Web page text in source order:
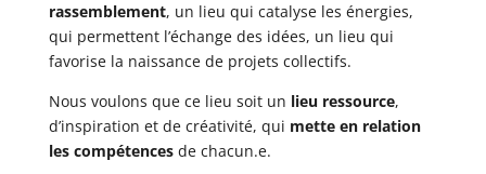
rassemblement, un lieu qui catalyse les énergies,
qui permettent l’échange des idées, un lieu qui
favorise la naissance de projets collectifs.
Nous voulons que ce lieu soit un lieu ressource,
d’inspiration et de créativité, qui mette en relation
les compétencesde chacun.e.